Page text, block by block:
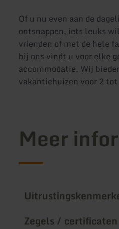
Of u nu even aan de
ontsnappen, iets leuks
vrienden of met de hele
bij ons vindt u voor elke
accommodatie. Wij
vakantiehuizen voor 2 tot
Meer
Zegels / certificaten